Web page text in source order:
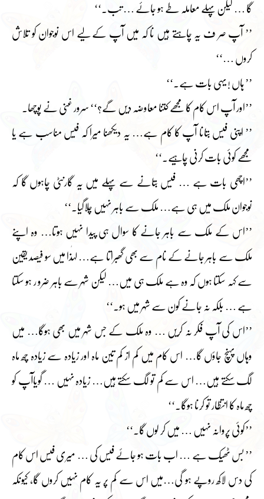
گا … لیکن پہلے معاملہ طے ہو جائے … تب۔‘‘
’’ آپ صر ف یہ چاہتے ہیں نا کہ میں آپ کے لیے اس نوجوان کو تلاش
کروں …‘‘
’’ ہاں ! یہی بات ہے۔‘‘
’’اور آپ اس کام کا مجھے کتنا معاوضہ دیں گے؟‘‘ سرور غنی نے پوچھا۔
’’ اپنی فیس بتانا آپ کا کام ہے… یہ دیکھنا میرا کہ فیس مناسب ہے یا
مجھے کوئی بات کرنی چاہیے۔‘‘
’’اچھی بات ہے … فیس بتانے سے پہلے میں یہ گارنٹی چاہوں گا کہ
نوجوان ملک میں ہی ہے… ملک سے باہر نہیں چلاگیا۔‘‘
’’اس کے ملک سے باہر جانے کا سوال ہی پیدا نہیں ہوتا… وہ اپنے
ملک سے باہر جانے کے نام سے بھی گھبراتا ہے… لہٰذا میں سو فیصد یقین
سے کہہ سکتا ہوں کہ وہ ہے ملک ہی میں… لیکن شہر سے باہر ضرو ر ہو سکتا
ہے … بلکہ نہ جانے کون سے شہر میں ہو۔‘‘
’’اس کی آپ فکر نہ کریں … وہ ملک کے جس شہر میں بھی ہوگا… میں
وہاں پہنچ جاؤں گا… اس کام میں کم از کم تین ماہ اور زیادہ سے زیادہ چھ ماہ
لگ سکتے ہیں… اس سے کم تو لگ سکتے ہیں… زیادہ نہیں … گویاآپ کو
چھ ماہ کا انتظار تو کرنا ہوگا۔‘‘
’’کوئی پروانہ نہیں … میں کر لوں گا۔‘‘
’’ بس ٹھیک ہے … اب بات ہو جائے فیس کی … میری فیس اس کام
کی دس لاکھ روپے ہو گی…میں اس سے کم پر یہ کام نہیں کروں گا، کیونکہ